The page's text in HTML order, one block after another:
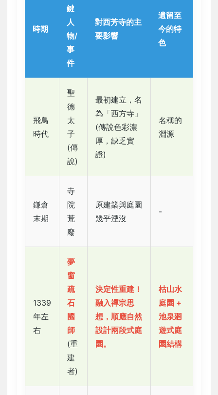
時期
鍵
人
物/
事
件
對西芳寺的主
要影響
遺留至
今的特
色
飛鳥
時代
聖
德
太
子
(傳
說)
最初建立，名
為「西方寺」
(傳說色彩濃
厚，缺乏實
證)
名稱的
淵源
鎌倉
末期
寺
院
荒
廢
原建築與庭園
幾乎湮沒
-
1339
年左
右
夢
窗
疏
石
國
師
(重
建
者)
決定性重建！
融入禪宗思
想，順應自然
設計兩段式庭
園。
枯山水
庭園 +
池泉廻
遊式庭
園結構